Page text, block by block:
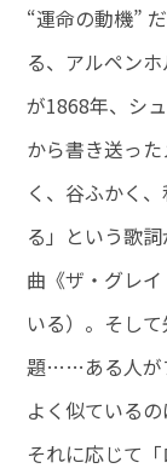
“運命の動機”
る、アルペン
が1868年、シ
から書き送っ
く、谷ふかく
る」という歌
曲《ザ・グレ
いる）。そし
題……ある人が
よく似ている
それに応じて